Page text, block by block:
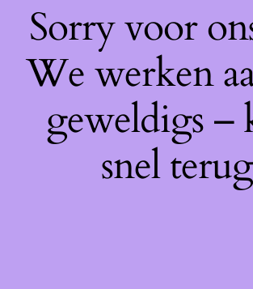
Sorry voor
We werken
geweldigs –
snel